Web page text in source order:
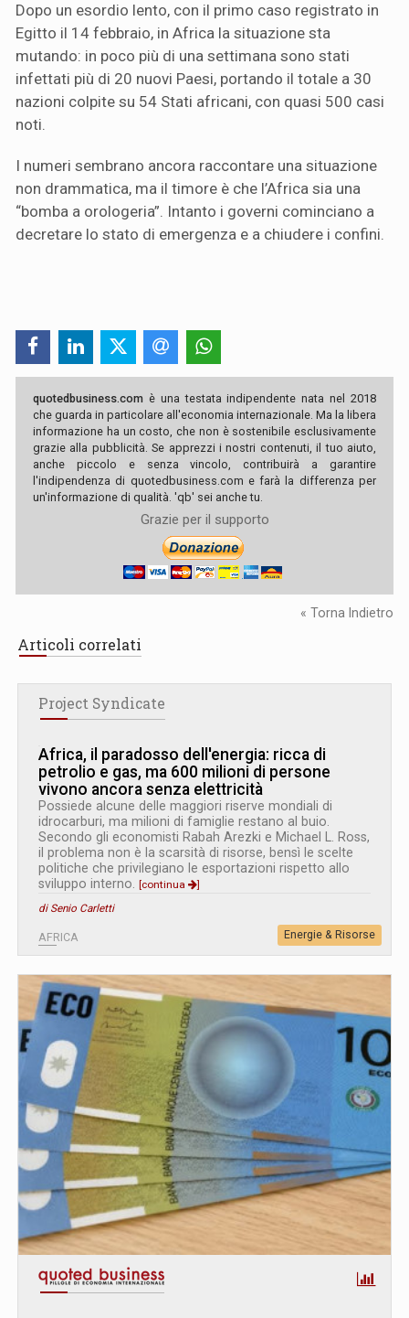
Dopo un esordio lento, con il primo caso registrato in
Egitto il 14 febbraio, in Africa la situazione sta
mutando: in poco più di una settimana sono stati
infettati più di 20 nuovi Paesi, portando il totale a 30
nazioni colpite su 54 Stati africani, con quasi 500 casi
noti.
I numeri sembrano ancora raccontare una situazione
non drammatica, ma il timore è che l’Africa sia una
“bomba a orologeria”. Intanto i governi cominciano a
decretare lo stato di emergenza e a chiudere i confini.
quotedbusiness.com è una testata indipendente nata nel 2018
che guarda in particolare all'economia internazionale. Ma la libera
informazione ha un costo, che non è sostenibile esclusivamente
grazie alla pubblicità. Se apprezzi i nostri contenuti, il tuo aiuto,
anche piccolo e senza vincolo, contribuirà a garantire
l'indipendenza di quotedbusiness.com e farà la differenza per
un'informazione di qualità. 'qb' sei anche tu.
Grazie per il supporto
« Torna Indietro
Articoli correlati
Project Syndicate
Africa, il paradosso dell'energia: ricca di
petrolio e gas, ma 600 milioni di persone
vivono ancora senza elettricità
Possiede alcune delle maggiori riserve mondiali di
idrocarburi, ma milioni di famiglie restano al buio.
Secondo gli economisti Rabah Arezki e Michael L. Ross,
il problema non è la scarsità di risorse, bensì le scelte
politiche che privilegiano le esportazioni rispetto allo
sviluppo interno. [continua
]
di Senio Carletti
AFRICA Energie & Risorse